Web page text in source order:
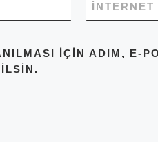
İNTERNET
IÇIN ADIM, E-